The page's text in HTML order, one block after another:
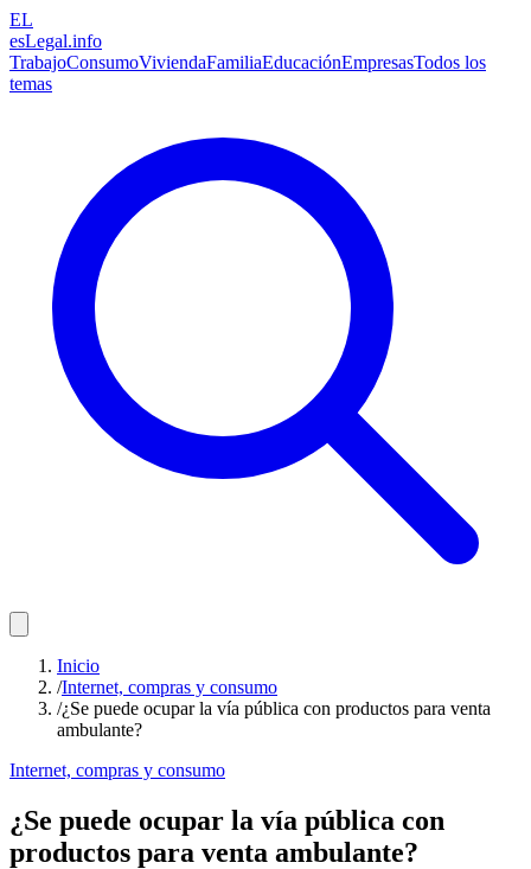
EL
esLegal.info
TrabajoConsumoViviendaFamiliaEducaciónEmpresasTodos los
temas
Inicio
/Internet, compras y consumo
/¿Se puede ocupar la vía pública con productos para venta
ambulante?
Internet, compras y consumo
¿Se puede ocupar la vía pública con
productos para venta ambulante?